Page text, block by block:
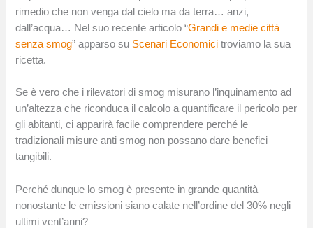
rimedio che non venga dal cielo ma da terra… anzi,
dall’acqua… Nel suo recente articolo “Grandi e medie città
senza smog” apparso su Scenari Economici troviamo la sua
ricetta.
Se è vero che i rilevatori di smog misurano l’inquinamento ad
un’altezza che riconduca il calcolo a quantificare il pericolo per
gli abitanti, ci apparirà facile comprendere perché le
tradizionali misure anti smog non possano dare benefici
tangibili.
Perché dunque lo smog è presente in grande quantità
nonostante le emissioni siano calate nell’ordine del 30% negli
ultimi vent’anni?